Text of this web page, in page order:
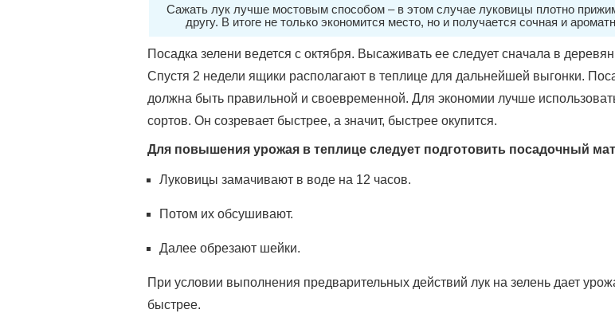
Сажать лук лучше мостовым способом – в этом случае луковицы плотно
другу. В итоге не только экономится место, но и получается сочная и
Посадка зелени ведется с октября. Высаживать ее следует сначала в
Спустя 2 недели ящики располагают в теплице для дальнейшей выгонки.
должна быть правильной и своевременной. Для экономии лучше
сортов. Он созревает быстрее, а значит, быстрее окупится.
Для повышения урожая в теплице следует подготовить посадочный
Луковицы замачивают в воде на 12 часов.
Потом их обсушивают.
Далее обрезают шейки.
При условии выполнения предварительных действий лук на зелень дает
быстрее.